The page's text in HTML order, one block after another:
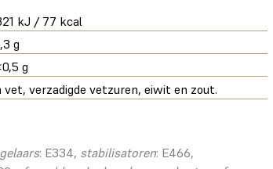
kJ / 77 kcal
g
g
vet, verzadigde vetzuren, eiwit en zout.
: E334, stabilisatoren: E466,